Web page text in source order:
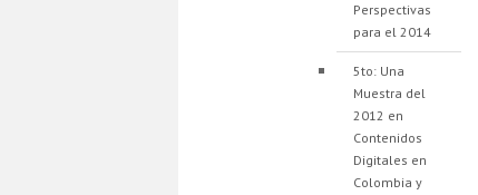
Perspectivas
para el 2014
5to: Una
Muestra del
2012 en
Contenidos
Digitales en
Colombia y